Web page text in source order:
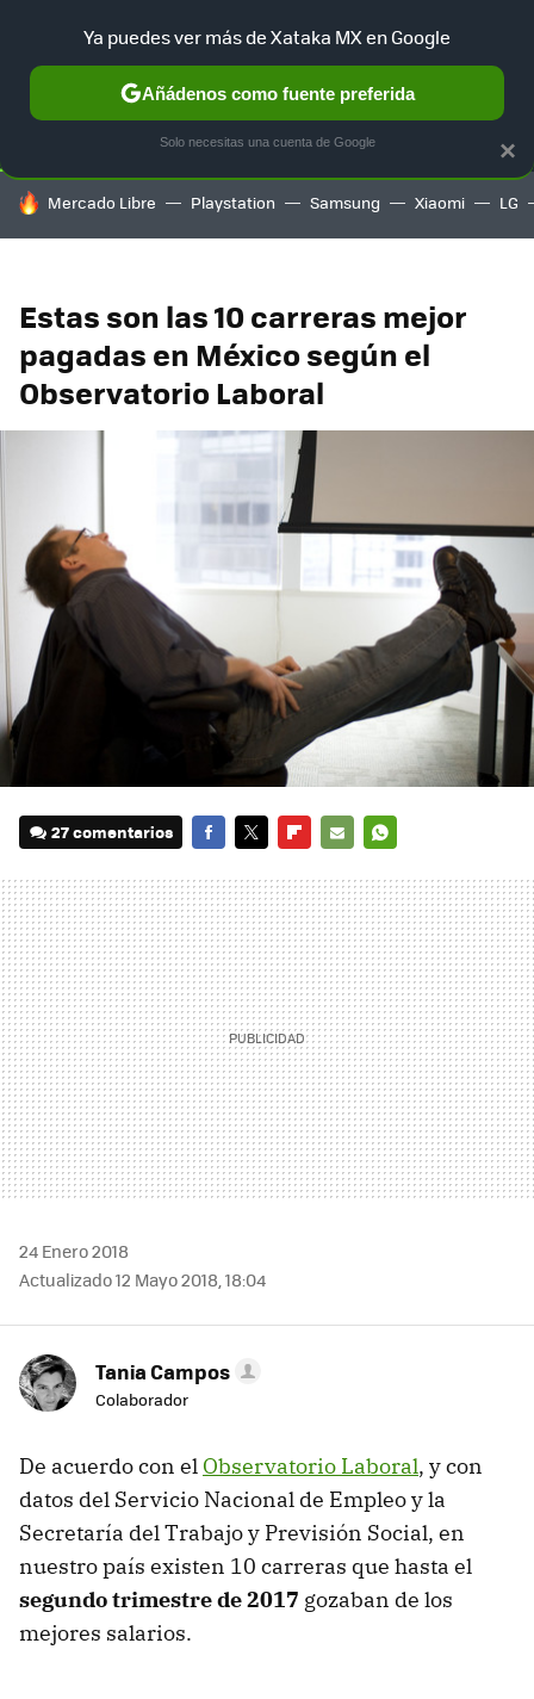
SELECCIÓN GAMING HOME AUTO TERRITORIO
HOY SE HABLA DE
Mercado Libre Playstation Samsung Xiaomi LG
Estas son las 10 carreras mejor
pagadas en México según el
Observatorio Laboral
27 comentarios
MAIL
24 Enero 2018
Actualizado 12 Mayo 2018, 18:04
Tania Campos
Colaborador
De acuerdo con el Observatorio Laboral, y con
datos del Servicio Nacional de Empleo y la
Secretaría del Trabajo y Previsión Social, en
nuestro país existen 10 carreras que hasta el
segundo trimestre de 2017 gozaban de los
mejores salarios.
×
Ya puedes ver más de Xataka MX en Google
Añádenos como fuente preferida
Solo necesitas una cuenta de Google